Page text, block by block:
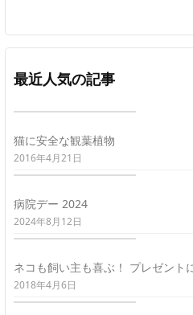
最近人気の記事
猫に安全な観葉植物
2016年4月21日
病院デー 2024
2024年8月12日
ネコも飼い主も喜ぶ！ プレゼント
2018年4月6日